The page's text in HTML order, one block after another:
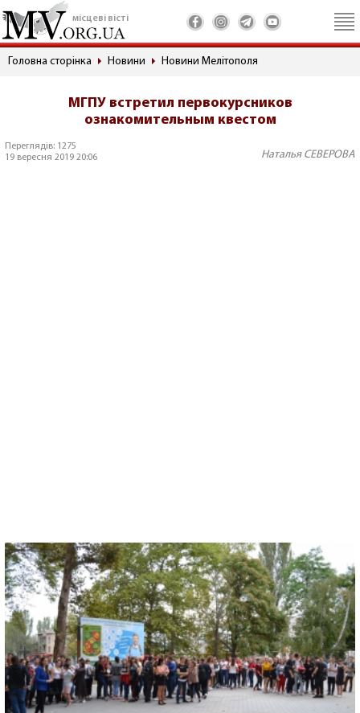
місцеві вісті
Головна сторінка Новини Новини Мелітополя
МГПУ встретил первокурсников
ознакомительным квестом
Переглядів: 1275
19 вересня 2019 20:06
Наталья СЕВЕРОВА